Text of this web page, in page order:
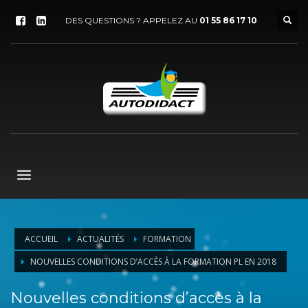
DES QUESTIONS ? APPELEZ AU 01 55 86 17 10
ACCUEIL ACTUALITÉS
FORMATION
NOUVELLES CONDITIONS D’ACCÈS À LA FORMATION PL EN 2018
Nouvelles conditions d’accès à la